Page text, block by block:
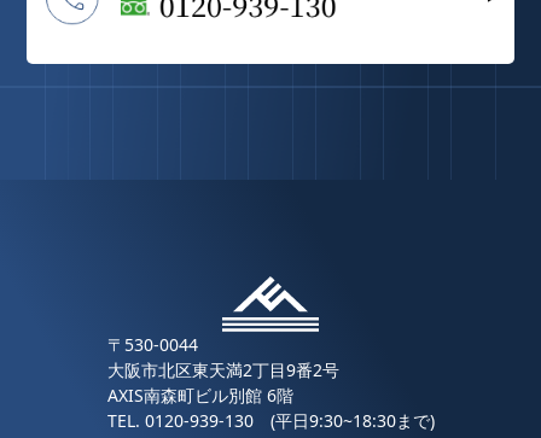
〒530-0044
大阪市北区東天満2丁目9番2号
AXIS南森町ビル別館 6階
TEL. 0120-939-130(平日9:30~18:30まで)